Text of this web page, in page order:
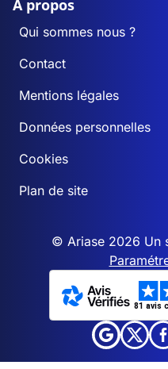
A propos
Qui sommes nous ?
Contact
Mentions légales
Données personnelles
Cookies
Plan de site
© Ariase 2026 Un
81 avis